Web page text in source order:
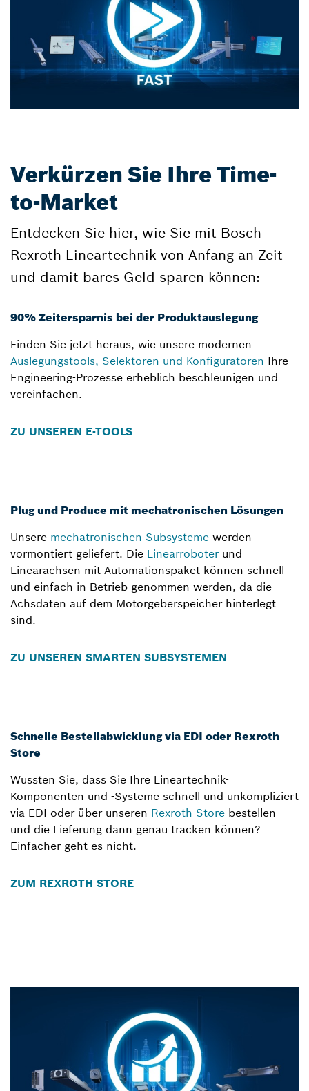
Verkürzen Sie Ihre Time-
to-Market
Entdecken Sie hier, wie Sie mit Bosch
Rexroth Lineartechnik von Anfang an Zeit
und damit bares Geld sparen können:
90% Zeitersparnis bei der Produktauslegung
Finden Sie jetzt heraus, wie unsere modernen
Auslegungstools, Selektoren und Konfiguratoren Ihre
Engineering-Prozesse erheblich beschleunigen und
vereinfachen.
ZU UNSEREN E-TOOLS
Plug und Produce mit mechatronischen Lösungen
Unsere mechatronischen Subsysteme werden
vormontiert geliefert. Die Linearroboterund
Linearachsen mit Automationspaket können schnell
und einfach in Betrieb genommen werden, da die
Achsdaten auf dem Motorgeberspeicher hinterlegt
sind.
ZU UNSEREN SMARTEN SUBSYSTEMEN
Schnelle Bestellabwicklung via EDI oder Rexroth
Store
Wussten Sie, dass Sie Ihre Lineartechnik-
Komponenten und -Systeme schnell und unkompliziert
via EDI oder über unseren Rexroth Store bestellen
und die Lieferung dann genau tracken können?
Einfacher geht es nicht.
ZUM REXROTH STORE